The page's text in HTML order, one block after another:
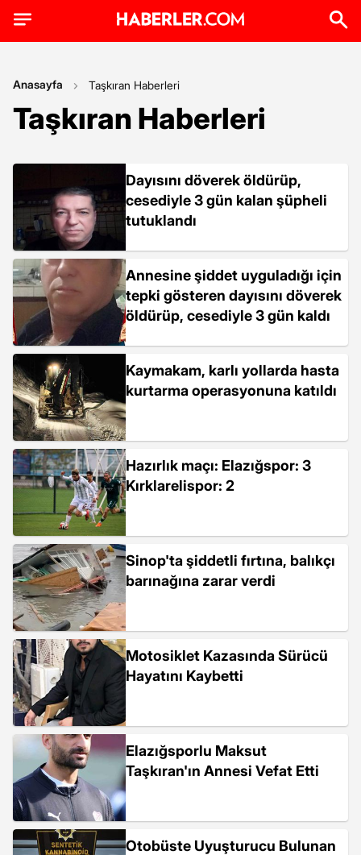
Anasayfa Taşkıran Haberleri
Taşkıran Haberleri
Dayısını döverek öldürüp,
cesediyle 3 gün kalan şüpheli
tutuklandı
Annesine şiddet uyguladığı için
tepki gösteren dayısını döverek
öldürüp, cesediyle 3 gün kaldı
Kaymakam, karlı yollarda hasta
kurtarma operasyonuna katıldı
Hazırlık maçı: Elazığspor: 3
Kırklarelispor: 2
Sinop'ta şiddetli fırtına, balıkçı
barınağına zarar verdi
Motosiklet Kazasında Sürücü
Hayatını Kaybetti
Elazığsporlu Maksut
Taşkıran'ın Annesi Vefat Etti
Otobüste Uyuşturucu Bulunan